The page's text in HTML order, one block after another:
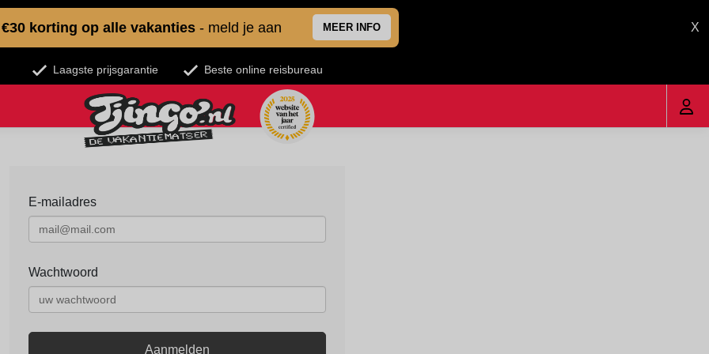
€30 korting op alle vakanties - meld je aan MEER INFO X
Laagste prijsgarantie Beste online reisbureau
E-mailadres
Wachtwoord
Aanmelden